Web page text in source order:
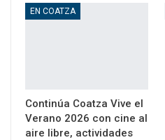
EN COATZA
Continúa Coatza Vive el
Verano 2026 con cine al
aire libre, actividades